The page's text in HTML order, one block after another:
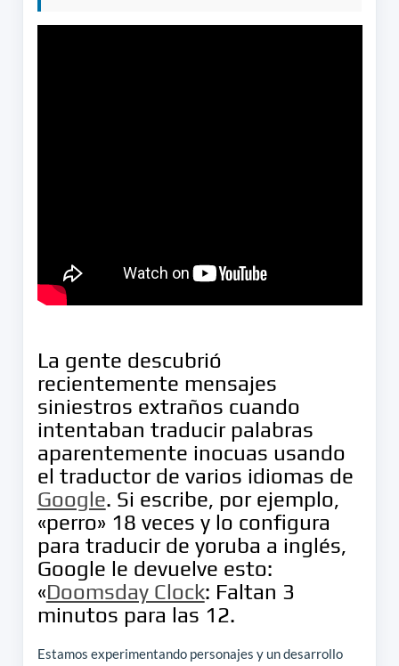
La gente descubrió
recientemente mensajes
siniestros extraños cuando
intentaban traducir palabras
aparentemente inocuas usando
el traductor de varios idiomas de
Google. Si escribe, por ejemplo,
«perro» 18 veces y lo configura
para traducir de yoruba a inglés,
Google le devuelve esto:
«Doomsday Clock: Faltan 3
minutos para las 12.
Estamos experimentando personajes y un desarrollo